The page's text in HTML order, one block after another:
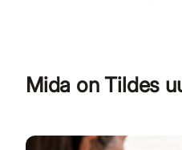
Mida on Tildes